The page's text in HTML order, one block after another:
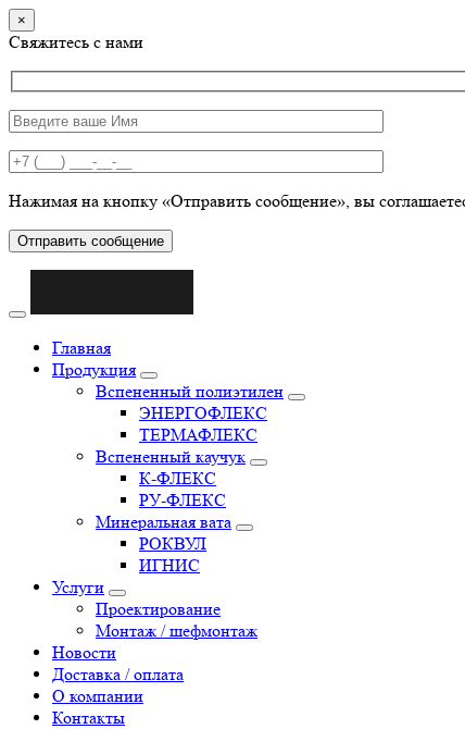
×
Свяжитесь с нами
Нажимая на кнопку «Отправить сообщение», вы
Отправить сообщение
Главная
Продукция
Вспененный полиэтилен
ЭНЕРГОФЛЕКС
ТЕРМАФЛЕКС
Вспененный каучук
К-ФЛЕКС
РУ-ФЛЕКС
Минеральная вата
РОКВУЛ
ИГНИС
Услуги
Проектирование
Монтаж / шефмонтаж
Новости
Доставка / оплата
О компании
Контакты